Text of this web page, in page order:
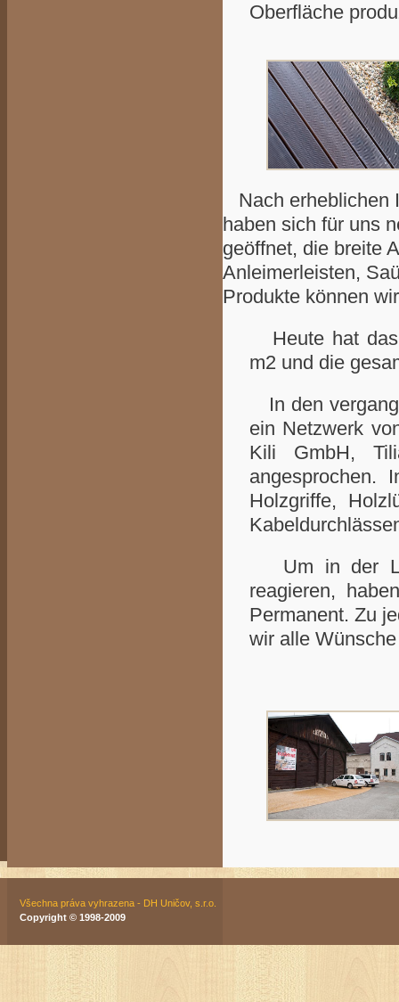
Oberfläche
Nach erheblichen
haben sich für uns
geöffnet, die breite
Anleimerleisten,
Produkte können
Heute hat das
m2 und die
In den
ein Netzwerk
Kili GmbH,
angesprochen.
Holzgriffe,
Um in der
reagieren,
Permanent. Zu
wir alle
Všechna práva vyhrazena - DH Uničov, s.r.o.
Copyright © 1998-2009